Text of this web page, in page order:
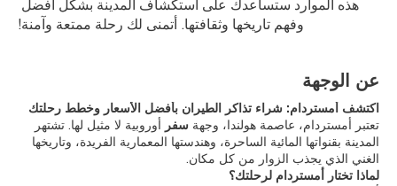
وفهم تاريخها وثقافتها. أتمنى لك رحلة ممتعة وآمنة!
عن الوجهة
اكتشف أمستردام: شراء تذاكر الطيران بأفضل الأسعار وخطط رحلتك
تعتبر أمستردام، عاصمة هولندا، وجهة سفر
أوروبية لا مثيل لها. تشتهر
المدينة بقنواتها المائية الساحرة، وهندستها المعمارية الفريدة، وتاريخها
الغني الذي يجذب الزوار من كل مكان.
لماذا تختار أمستردام لرحلتك؟